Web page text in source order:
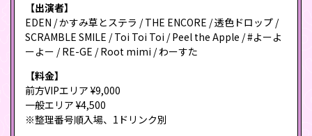
【出演者】
EDEN / かすみ草とステラ / THE ENCORE / 透色ドロップ /
SCRAMBLE SMILE / Toi Toi Toi / Peel the Apple / #よーよ
ーよー / RE-GE / Root mimi / わーすた
【料金】
前方VIPエリア ¥9,000
一般エリア ¥4,500
※整理番号順入場、1ドリンク別